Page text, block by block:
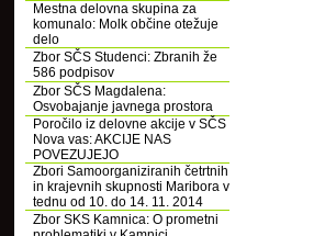
Mestna delovna skupina za
komunalo: Molk občine otežuje
delo
Zbor SČS Studenci: Zbranih že
586 podpisov
Zbor SČS Magdalena:
Osvobajanje javnega prostora
Poročilo iz delovne akcije v SČS
Nova vas: AKCIJE NAS
POVEZUJEJO
Zbori Samoorganiziranih četrtnih
in krajevnih skupnosti Maribora v
tednu od 10. do 14. 11. 2014
Zbor SKS Kamnica: O prometni